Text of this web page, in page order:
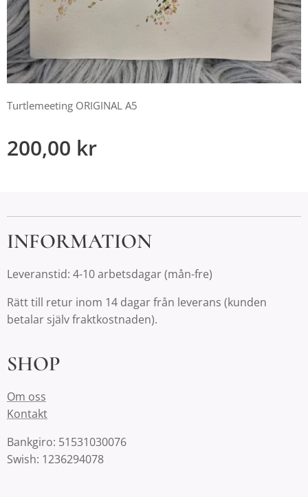
Turtlemeeting ORIGINAL A5
200,00 kr
INFORMATION
Leveranstid: 4-10 arbetsdagar (mån-fre)
Rätt till retur inom 14 dagar från leverans (kunden
betalar själv fraktkostnaden).
SHOP
Om oss
Kontakt
Bankgiro: 51531030076
Swish: 1236294078